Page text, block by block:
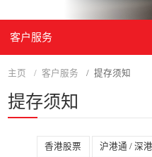
客户服务
主页 客户服务 提存须知
提存须知
香港股票 沪港通 / 深